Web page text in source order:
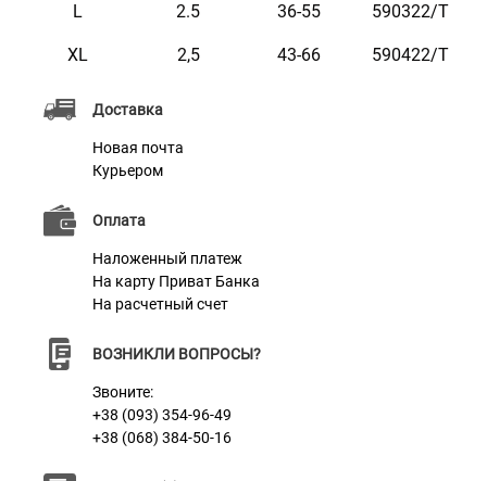
Доставка
Новая почта
Курьером
Оплата
Наложенный платеж
На карту Приват Банка
На расчетный счет
ВОЗНИКЛИ ВОПРОСЫ?
Звоните:
+38 (093) 354-96-49
+38 (068) 384-50-16
Характеристики
Материал
L 2.5 36-55 590322/Т
XL 2,5 43-66 590422/Т